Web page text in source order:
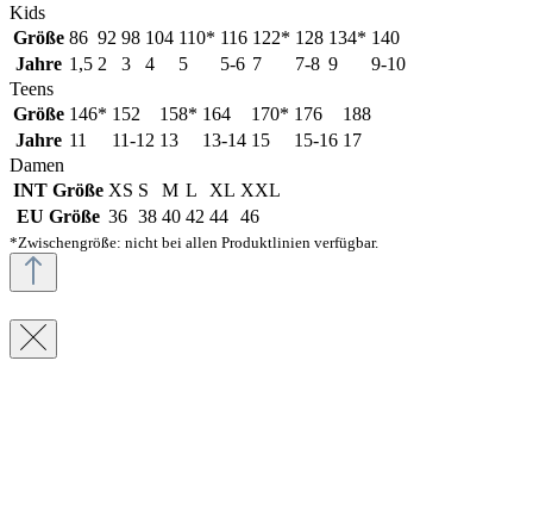
Kids
Größe 86 92 98 104 110* 116 122* 128 134* 140
Jahre 1,5 2 3 4 5 5-6 7 7-8 9
9-10
Teens
Größe 146* 152 158* 164 170* 176
188
Jahre 11 11-12 13 13-14 15 15-16 17
Damen
INT Größe XS S M L XL XXL
EU Größe 36 38 40 42 44 46
*Zwischengröße: nicht bei allen Produktlinien verfügbar.